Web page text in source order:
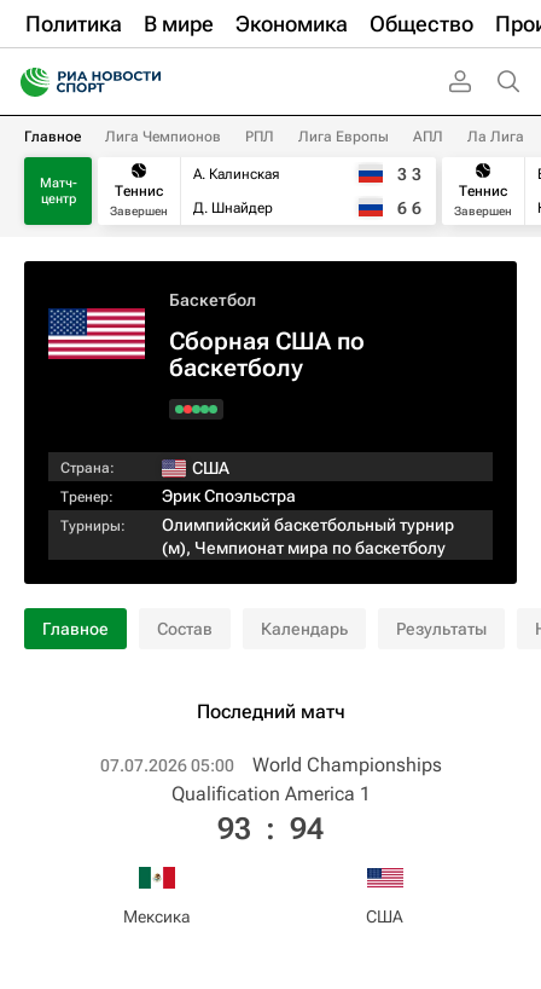
Политика В мире Экономика Общество
Главное Лига Чемпионов РПЛ Лига Европы АПЛ Ла Лига
Матч-
центр
Теннис
Завершен
А. Калинская
Д. Шнайдер
3 3
6 6
Теннис
Завершен
Баскетбол
Сборная США по
баскетболу
Страна: США
Тренер: Эрик Споэльстра
Турниры:
Олимпийский баскетбольный турнир
(м), Чемпионат мира по баскетболу
Главное Состав Календарь Результаты
Последний матч
07.07.2026 05:00
World Championships
Qualification America 1
Мексика
93 : 94
США